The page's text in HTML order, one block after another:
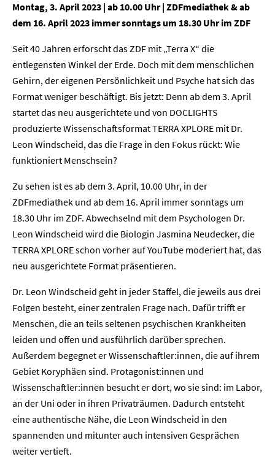
Montag, 3. April 2023 | ab 10.00 Uhr | ZDFmediathek & ab
dem 16. April 2023 immer sonntags um 18.30 Uhr im ZDF
Seit 40 Jahren erforscht das ZDF mit „Terra X“ die
entlegensten Winkel der Erde. Doch mit dem menschlichen
Gehirn, der eigenen Persönlichkeit und Psyche hat sich das
Format weniger beschäftigt. Bis jetzt: Denn ab dem 3. April
startet das neu ausgerichtete und von DOCLIGHTS
produzierte Wissenschaftsformat TERRA XPLORE mit Dr.
Leon Windscheid, das die Frage in den Fokus rückt: Wie
funktioniert Menschsein?
Zu sehen ist es ab dem 3. April, 10.00 Uhr, in der
ZDFmediathek und ab dem 16. April immer sonntags um
18.30 Uhr im ZDF. Abwechselnd mit dem Psychologen Dr.
Leon Windscheid wird die Biologin Jasmina Neudecker, die
TERRA XPLORE schon vorher auf YouTube moderiert hat, das
neu ausgerichtete Format präsentieren.
Dr. Leon Windscheid geht in jeder Staffel, die jeweils aus drei
Folgen besteht, einer zentralen Frage nach. Dafür trifft er
Menschen, die an teils seltenen psychischen Krankheiten
leiden und offen und ausführlich darüber sprechen.
Außerdem begegnet er Wissenschaftler:innen, die auf ihrem
Gebiet Koryphäen sind. Protagonist:innen und
Wissenschaftler:innen besucht er dort, wo sie sind: im Labor,
an der Uni oder in ihren Privaträumen. Dadurch entsteht
eine authentische Nähe, die Leon Windscheid in den
spannenden und mitunter auch intensiven Gesprächen
weiter vertieft.